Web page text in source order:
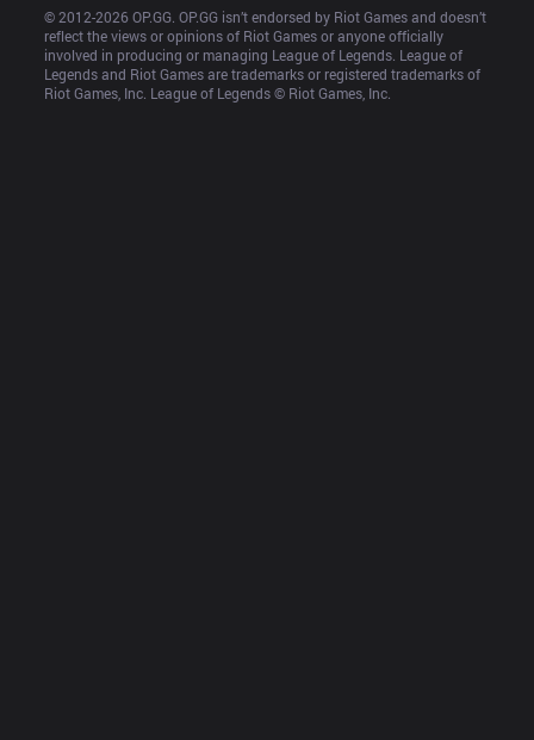
© 2012-2026 OP.GG. OP.GG isn’t endorsed by Riot Games and doesn’t
reflect the views or opinions of Riot Games or anyone officially
involved in producing or managing League of Legends. League of
Legends and Riot Games are trademarks or registered trademarks of
Riot Games, Inc. League of Legends © Riot Games, Inc.